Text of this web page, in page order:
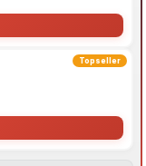
Topseller